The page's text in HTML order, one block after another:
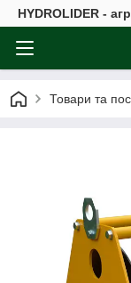
HYDROLIDER -
Товари та